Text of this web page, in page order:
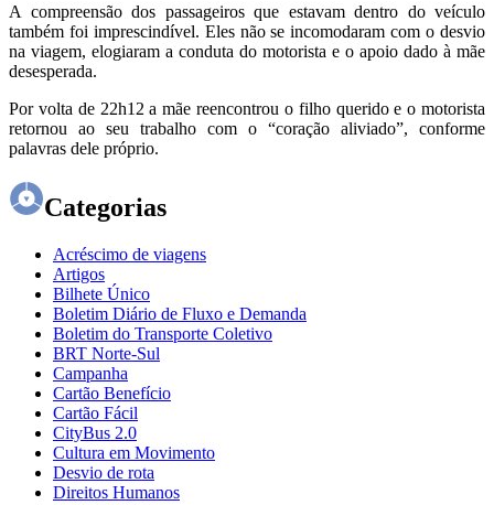
A compreensão dos passageiros que estavam dentro do veículo
também foi imprescindível. Eles não se incomodaram com o desvio
na viagem, elogiaram a conduta do motorista e o apoio dado à mãe
desesperada.
Por volta de 22h12 a mãe reencontrou o filho querido e o motorista
retornou ao seu trabalho com o “coração aliviado”, conforme
palavras dele próprio.
Categorias
Acréscimo de viagens
Artigos
Bilhete Único
Boletim Diário de Fluxo e Demanda
Boletim do Transporte Coletivo
BRT Norte-Sul
Campanha
Cartão Benefício
Cartão Fácil
CityBus 2.0
Cultura em Movimento
Desvio de rota
Direitos Humanos